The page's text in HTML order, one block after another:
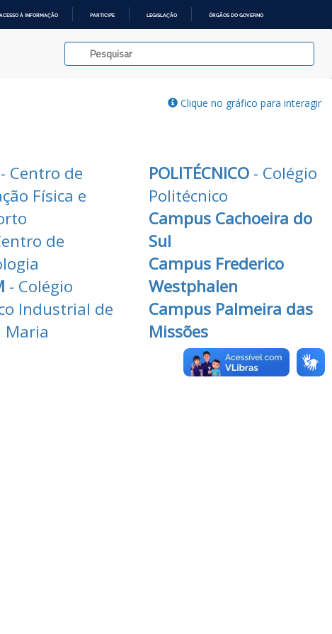
ACESSO À INFORMAÇÃO PARTICIPE LEGISLAÇÃO ÓRGÃOS DO GOVERNO
Clique no gráfico para interagir
- Centro de
Física e
de
- Colégio
Industrial de
Maria
POLITÉCNICO- Colégio
Politécnico
Campus Cachoeira do
Sul
Campus Frederico
Westphalen
Campus Palmeira das
Missões